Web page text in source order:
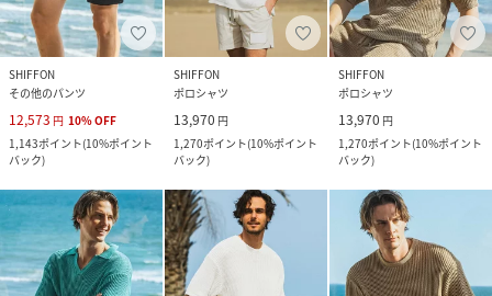
SHIFFON
その他のパンツ
12,573 円 10%OFF
1,143ポイント(10%ポイント
バック)
SHIFFON
ポロシャツ
13,970 円
1,270ポイント(10%ポイント
バック)
SHIFFON
ポロシャツ
13,970 円
1,270ポイント(10%ポイント
バック)